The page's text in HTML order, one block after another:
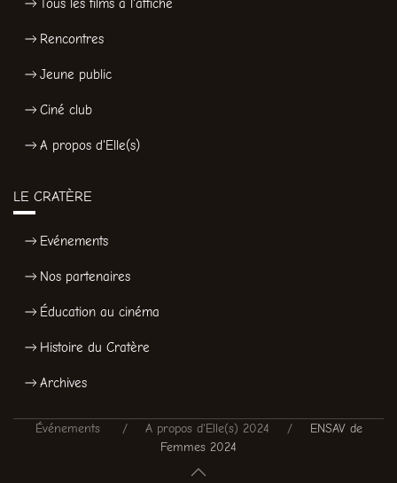
Rencontres
Jeune public
Ciné club
A propos d'Elle(s)
LE CRATÈRE
Evénements
Nos partenaires
Éducation au cinéma
Histoire du Cratère
Archives
Événements A propos d'Elle(s) 2024
ENSAV de
Femmes 2024